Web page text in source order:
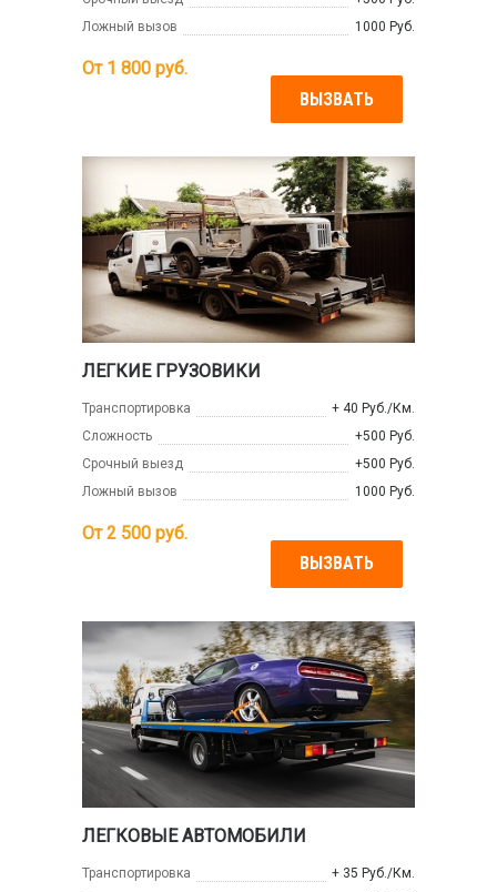
Ложный вызов
1000 Руб.
От 1 800 руб.
ВЫЗВАТЬ
ЛЕГКИЕ ГРУЗОВИКИ
Транспортировка
+ 40 Руб./Км.
Сложность
+500 Руб.
Срочный выезд
+500 Руб.
Ложный вызов
1000 Руб.
От2 500 руб.
ВЫЗВАТЬ
ЛЕГКОВЫЕ АВТОМОБИЛИ
Транспортировка
+ 35 Руб./Км.